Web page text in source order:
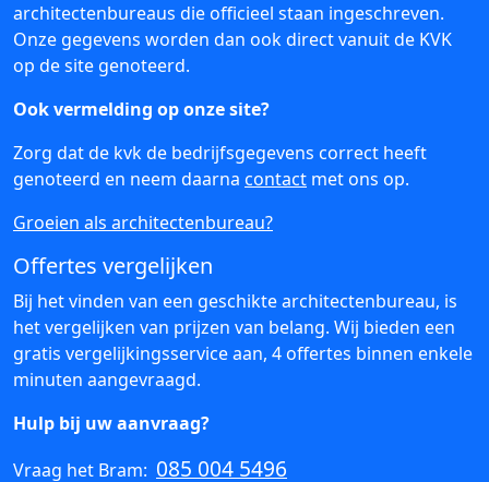
architectenbureaus die officieel staan ingeschreven.
Onze gegevens worden dan ook direct vanuit de KVK
op de site genoteerd.
Ook vermelding op onze site?
Zorg dat de kvk de bedrijfsgegevens correct heeft
genoteerd en neem daarna contact met ons op.
Groeien als architectenbureau?
Offertes vergelijken
Bij het vinden van een geschikte architectenbureau, is
het vergelijken van prijzen van belang. Wij bieden een
gratis vergelijkingsservice aan, 4 offertes binnen enkele
minuten aangevraagd.
Hulp bij uw aanvraag?
Vraag het Bram: 085 004 5496